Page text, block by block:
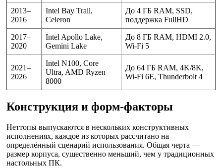
2013–
2016
Intel Bay Trail,
Celeron
До 4 ГБ RAM, SSD,
поддержка FullHD
2017–
2020
Intel Apollo Lake,
Gemini Lake
До 8 ГБ RAM, HDMI 2.0,
Wi-Fi 5
2021–
2026
Intel N100, Core
Ultra, AMD Ryzen
8000
До 64 ГБ RAM, 4K/8K,
Wi-Fi 6E, Thunderbolt 4
Конструкция и форм-факторы
Неттопы выпускаются в нескольких конструктивных
исполнениях, каждое из которых рассчитано на
определённый сценарий использования. Общая черта —
размер корпуса, существенно меньший, чем у традиционных
настольных ПК.